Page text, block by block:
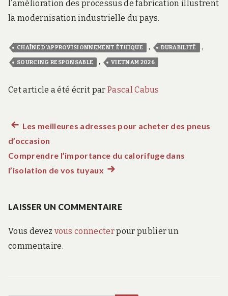
l’amélioration des processus de fabrication illustrent
la modernisation industrielle du pays.
CHAÎNE D'APPROVISIONNEMENT ÉTHIQUE , DURABILITÉ ,
SOURCING RESPONSABLE , VIETNAM 2026
Cet article a été écrit par Pascal Cabus
Navigation
de
Article
précédent :
Les meilleures adresses pour acheter des pneus
d’occasion
Comprendre l’importance du calorifuge dans
l’isolation de vos tuyaux Article
LAISSER UN COMMENTAIRE
Vous devez vous connecterpour publier un
commentaire.